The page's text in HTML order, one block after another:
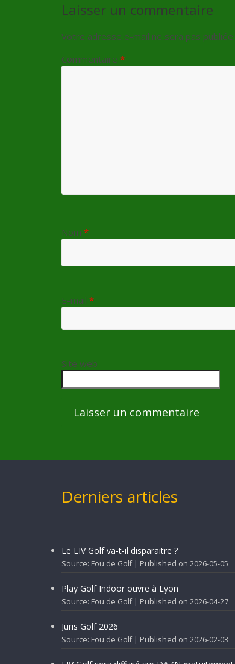
Laisser un commentaire
Votre adresse e-mail ne sera pas publiée.
Commentaire *
Nom *
E-mail *
Site web
Derniers articles
Le LIV Golf va-t-il disparaitre ?
Source: Fou de Golf Published on 2026-05-05
Play Golf Indoor ouvre à Lyon
Source: Fou de Golf Published on 2026-04-27
Juris Golf 2026
Source: Fou de Golf Published on 2026-02-03